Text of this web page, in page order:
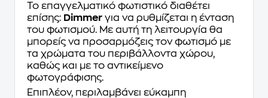
Το επαγγελματικό φωτιστικό διαθέτει
επίσης: Dimmer για να ρυθμίζεται η ένταση
του φωτισμού. Με αυτή τη λειτουργία θα
μπορείς να προσαρμόζεις τον φωτισμό με
τα χρώματα του περιβάλλοντα χώρου,
καθώς και με το αντικείμενο
φωτογράφισης.
Επιπλέον, περιλαμβάνει εύκαμπη